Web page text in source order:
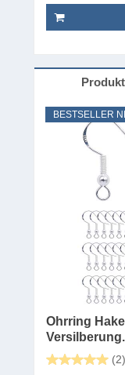
Produkt
BESTSELLER
Ohrring
(2)